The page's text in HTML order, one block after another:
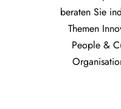
beraten Sie
Themen
People &